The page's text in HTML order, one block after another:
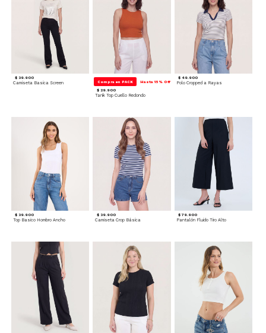
$ 39.900
Camiseta Basica Screen Compra en PACK Hasta 15% Off
$ 29.900
Tank Top Cuello Redondo
$ 49.900
Polo Cropped a Rayas
$ 39.900
Top Basico Hombro Ancho
$ 39.900
Camiseta Crop Básica
$ 79.900
Pantalón Fluido Tiro Alto